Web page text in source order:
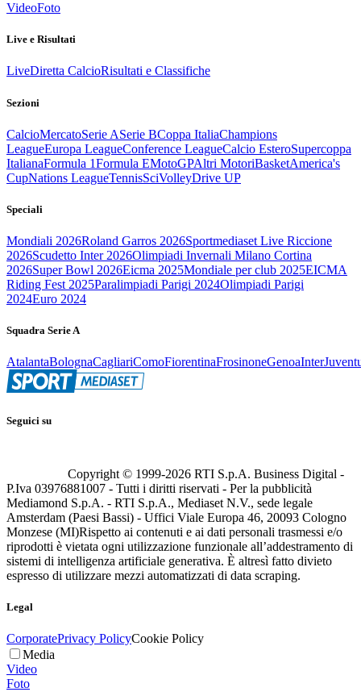
VideoFoto
Live e Risultati
LiveDiretta CalcioRisultati e Classifiche
Sezioni
CalcioMercatoSerie ASerie BCoppa ItaliaChampions
LeagueEuropa LeagueConference LeagueCalcio EsteroSupercoppa
ItalianaFormula 1Formula EMotoGPAltri MotoriBasketAmerica's
CupNations LeagueTennisSciVolleyDrive UP
Speciali
Mondiali 2026Roland Garros 2026Sportmediaset Live Riccione
2026Scudetto Inter 2026Olimpiadi Invernali Milano Cortina
2026Super Bowl 2026Eicma 2025Mondiale per club 2025EICMA
Riding Fest 2025Paralimpiadi Parigi 2024Olimpiadi Parigi
2024Euro 2024
Squadra Serie A
AtalantaBolognaCagliariComoFiorentinaFrosinoneGenoaInter
Seguici su
Copyright © 1999-2026 RTI S.p.A. Business Digital -
P.Iva 03976881007 - Tutti i diritti riservati - Per la pubblicità
Mediamond S.p.A. - RTI S.p.A., Mediaset N.V., sede legale
Amsterdam (Paesi Bassi) - Uffici Viale Europa 46, 20093 Cologno
Monzese (MI)Rispetto ai contenuti e ai dati personali trasmessi e/o
riprodotti è vietata ogni utilizzazione funzionale all’addestramento di
sistemi di intelligenza artificiale generativa. È altresì fatto divieto
espresso di utilizzare mezzi automatizzati di data scraping.
Legal
CorporatePrivacy PolicyCookie Policy
Media
Video
Foto